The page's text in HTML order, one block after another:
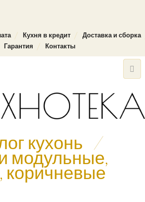
Кухня в кредит
Доставка и сборка
Гарантия
Контакты
кухонь /
модульные,